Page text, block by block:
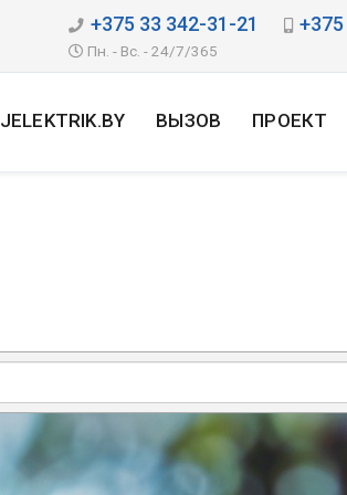
+375 33 342-31-21
Пн. - Вс. - 24/7/365
JELEKTRIK.BY ВЫЗОВ ПРОЕКТ